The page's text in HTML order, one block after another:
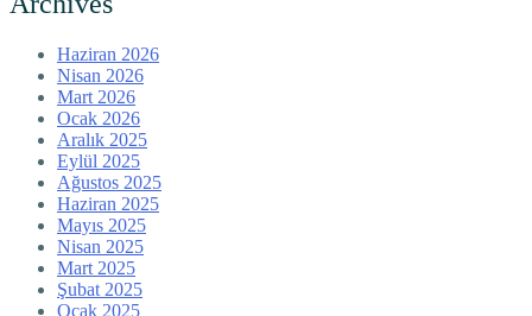
Haziran 2026
Nisan 2026
Mart 2026
Ocak 2026
Aralık 2025
Eylül 2025
Ağustos 2025
Haziran 2025
Mayıs 2025
Nisan 2025
Mart 2025
Şubat 2025
Ocak 2025